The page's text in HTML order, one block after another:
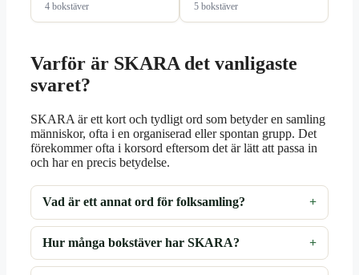
4 bokstäver 5 bokstäver
Varför är SKARA det vanligaste
svaret?
SKARA är ett kort och tydligt ord som betyder en samling
människor, ofta i en organiserad eller spontan grupp. Det
förekommer ofta i korsord eftersom det är lätt att passa in
och har en precis betydelse.
Vad är ett annat ord för folksamling?
Hur många bokstäver har SKARA?